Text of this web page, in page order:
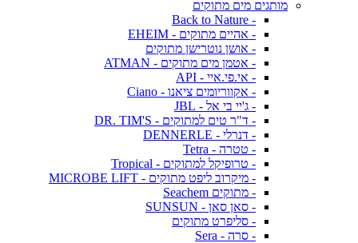
מותגים מים מתוקים
- Back to Nature
- אהיים מתוקים - EHEIM
- אושן נוטרישן מתוקים
- אטמן מים מתוקים - ATMAN
- אי.פי.איי - API
- אקווריומים ציאנו - Ciano
- ג'יי בי אל - JBL
- ד"ר טים למתוקים - DR. TIM'S
- דנרלי - DENNERLE
- טטרה - Tetra
- טרופיקל למתוקים - Tropical
- מיקרוב ליפט מתוקים - MICROBE LIFT
- מתוקים Seachem
- סאן סאן - SUNSUN
- סליפרט מתוקים
- סרה - Sera